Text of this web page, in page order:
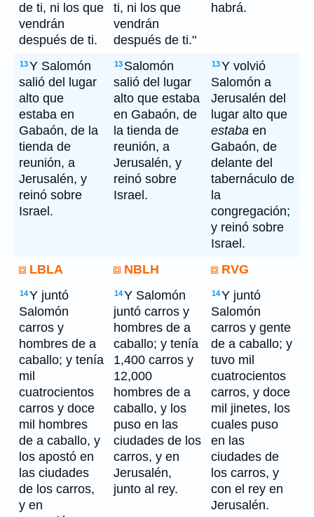
de ti, ni los que
vendrán
después de ti.
ti, ni los que
vendrán
después de ti."
habrá.
13Y Salomón
salió del lugar
alto que
estaba en
Gabaón, de la
tienda de
reunión, a
Jerusalén, y
reinó sobre
Israel.
13 Salomón
salió del lugar
alto que estaba
en Gabaón, de
la tienda de
reunión, a
Jerusalén, y
reinó sobre
Israel.
13Y volvió
Salomón a
Jerusalén del
lugar alto que
estaba en
Gabaón, de
delante del
tabernáculo de
la
congregación;
y reinó sobre
Israel.
LBLA
NBLH RVG
14Y juntó
Salomón
carros y
hombres de a
caballo; y tenía
mil
cuatrocientos
carros y doce
mil hombres
de a caballo, y
los apostó en
las ciudades
de los carros,
y en
14Y Salomón
juntó carros y
hombres de a
caballo; y tenía
1,400 carros y
12,000
hombres de a
caballo, y los
puso en las
ciudades de los
carros, y en
Jerusalén,
junto al rey.
14Y juntó
Salomón
carros y gente
de a caballo; y
tuvo mil
cuatrocientos
carros, y doce
mil jinetes, los
cuales puso
en las
ciudades de
los carros, y
con el rey en
Jerusalén.